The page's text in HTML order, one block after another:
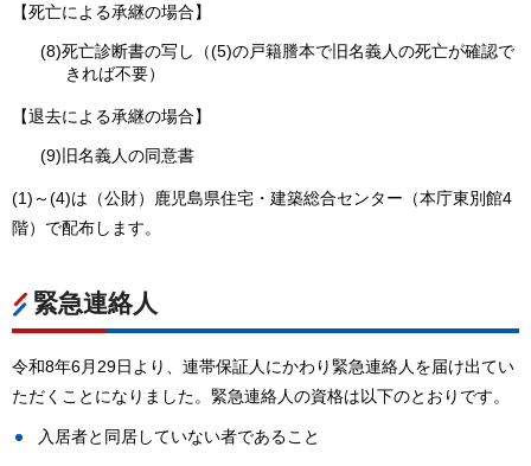
【死亡による承継の場合】
(8)死亡診断書の写し（(5)の戸籍謄本で旧名義人の死亡が確認で
きれば不要）
【退去による承継の場合】
(9)旧名義人の同意書
(1)～(4)は（公財）鹿児島県住宅・建築総合センター（本庁東別館4
階）で配布します。
緊急連絡人
令和8年6月29日より、連帯保証人にかわり緊急連絡人を届け出てい
ただくことになりました。緊急連絡人の資格は以下のとおりです。
入居者と同居していない者であること